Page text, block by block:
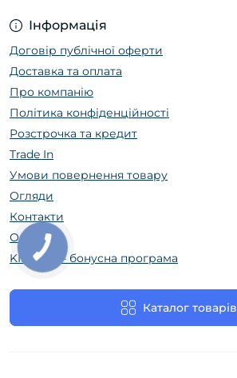
Інформація
Договір публічної оферти
Доставка та оплата
Про компанію
Політика конфіденційності
Розстрочка та кредит
Trade In
Умови повернення товару
Огляди
Контакти
Оренда
KIDZIKI — бонусна програма
Каталог товарів
КНОПКА
ЗВ'ЯЗКУ